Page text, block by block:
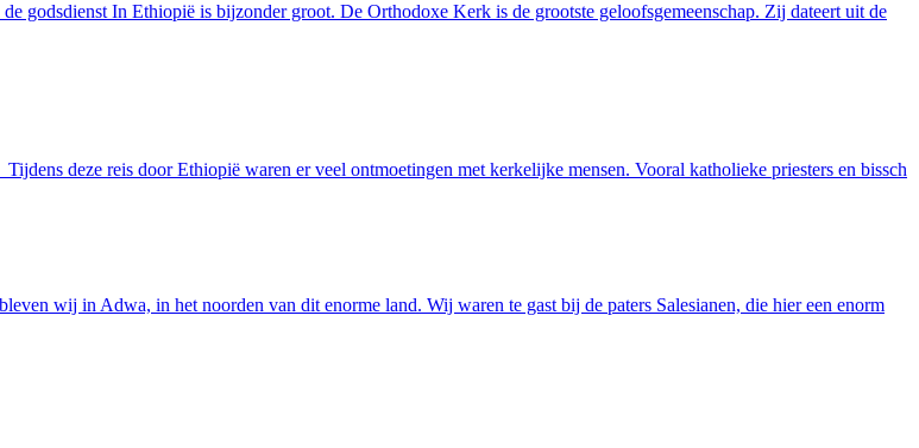
godsdienst In Ethiopië is bijzonder groot. De Orthodoxe Kerk is de grootste geloofsgemeenschap. Zij dateert uit de
deze reis door Ethiopië waren er veel ontmoetingen met kerkelijke mensen. Vooral katholieke priesters en bissch
wij in Adwa, in het noorden van dit enorme land. Wij waren te gast bij de paters Salesianen, die hier een enorm